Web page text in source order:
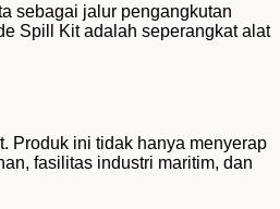
sebagai jalur pengangkutan
Spill Kit adalah seperangkat alat
Produk ini tidak hanya menyerap
fasilitas industri maritim, dan